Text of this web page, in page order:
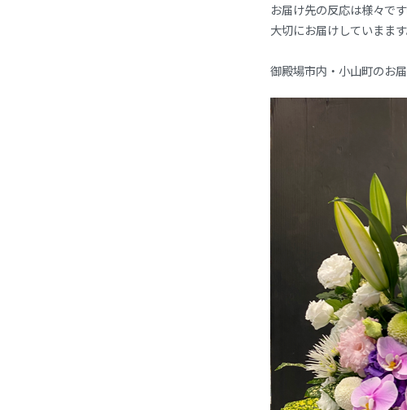
お届け先の反応は様々で
大切にお届けしていまます
御殿場市内・小山町のお